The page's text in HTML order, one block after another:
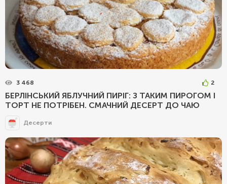
3 468 2
БЕРЛІНСЬКИЙ ЯБЛУЧНИЙ ПИРІГ: З ТАКИМ ПИРОГОМ І
ТОРТ НЕ ПОТРІБЕН. СМАЧНИЙ ДЕСЕРТ ДО ЧАЮ
Десерти